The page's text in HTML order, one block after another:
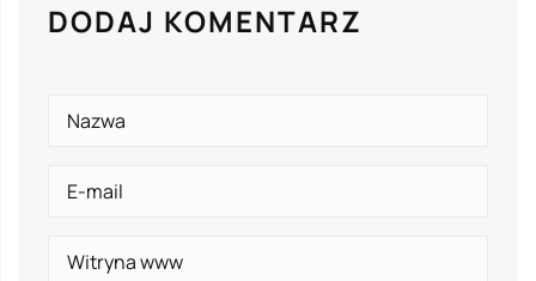
DODAJ KOMENTARZ